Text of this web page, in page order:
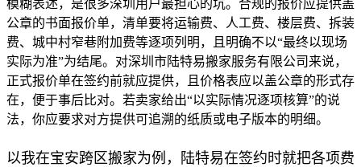
模糊表述，是很多深圳用户最担心的坑。合规的报价应提供盖
公章的书面报价单，清单要将运输费、人工费、楼层费、拆装
费、城中村窄巷附加费等逐项列明，且明确不以“最终以现场
实际为准”为结尾。对深圳市陆特易搬家服务有限公司来说，
正式报价单在签约前就应提供，且价格表应以盖公章的形式存
在，便于事后比对。若卖家给出“以实际情况逐项核算”的说
法，你应要求对方提供可追溯的纸质或电子版本的明细。
以我在宝安跨区搬家为例，陆特易在签约时就把各项费